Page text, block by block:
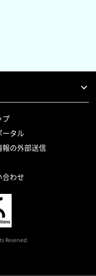
プ
ータル
報の外部送信
合わせ
Reserved.